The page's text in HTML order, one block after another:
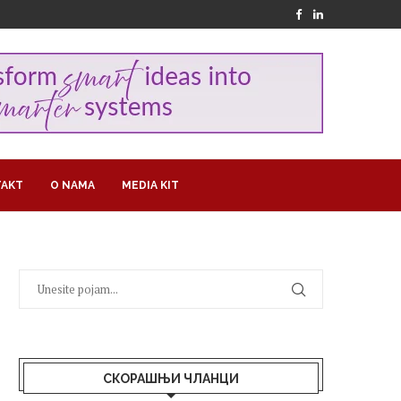
O NAMA MEDIA KIT
СКОРАШЊИ ЧЛАНЦИ